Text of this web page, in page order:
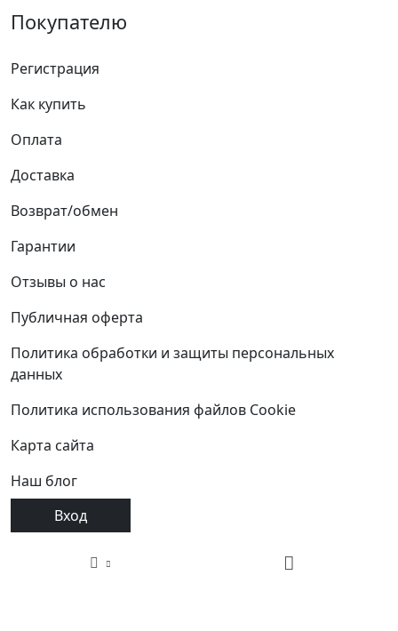
Покупателю
Регистрация
Как купить
Оплата
Доставка
Возврат/обмен
Гарантии
Отзывы о нас
Публичная оферта
Политика обработки и защиты персональных
данных
Политика использования файлов Cookie
Карта сайта
Наш блог
Вход